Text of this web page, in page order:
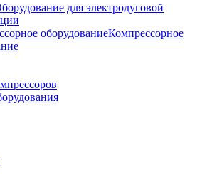
для электродуговой
Компрессорное